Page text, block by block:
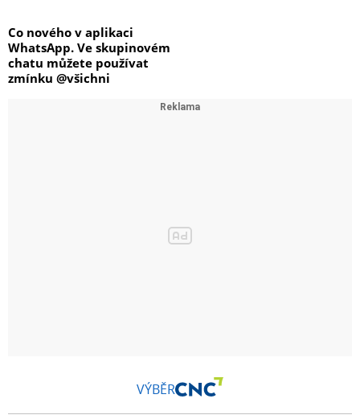
Co nového v aplikaci
WhatsApp. Ve skupinovém
chatu můžete používat
zmínku @všichni
VÝBĚR